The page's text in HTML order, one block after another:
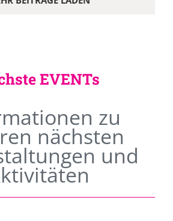
EVENTs
zu
nächsten
und